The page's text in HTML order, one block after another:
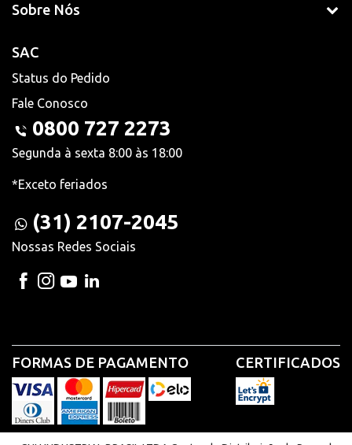
Sobre Nós
SAC
Status do Pedido
Fale Conosco
0800 727 2273
Segunda à sexta 8:00 às 18:00
*Exceto feriados
(31) 2107-2045
Nossas Redes Sociais
FORMAS DE PAGAMENTO CERTIFICADOS